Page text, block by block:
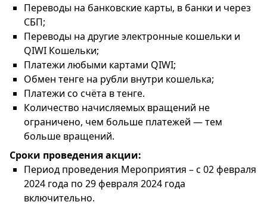
Переводы на банковские карты, в банки и через
СБП;
Переводы на другие электронные кошельки и
QIWI Кошельки;
Платежи любыми картами QIWI;
Обмен тенге на рубли внутри кошелька;
Платежи со счёта в тенге.
Количество начисляемых вращений не
ограничено, чем больше платежей — тем
больше вращений.
Сроки проведения акции:
Период проведения Мероприятия – с 02 февраля
2024 года по 29 февраля 2024 года
включительно.